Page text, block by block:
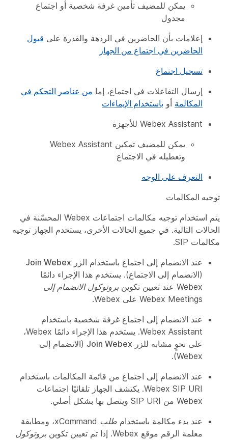
يمكن للمضيف تأمين غرفة شخصية أو اجتماع
مجدول
إعلامات بأن الحاضرين في الردهة والقدرة على قبول
الحاضرين في اجتماع من الجهاز
تسجيل اجتماع
إرسال التفاعلات في اجتماع، إما من عناصر التحكم في
المكالمة أو باستخدام الإيماءات
Webex Assistant للأجهزة
يمكن للمضيف تمكين Webex Assistant
وتعطيله في الاجتماع
التعرف على الوجه
توجيه المكالمات
يتم استخدام توجيه مكالمات اجتماعات Webex المحسّنة في
الحالات التالية. في جميع الحالات الأخرى، يستخدم الجهاز توجيه
مكالمات SIP.
عند الانضمام إلى اجتماع باستخدام الزر Join Webex
(الانضمام إلى الاجتماع). يستخدم هذا الإجراء دائمًا
Webex عند تعيين تكوين
بروتوكول الانضمام إلى
Webex Meetings على Webex
.
عند الانضمام إلى اجتماع غرفة شخصية باستخدام
Webex Assistant. يستخدم هذا الإجراء دائمًا Webex،
على نحوٍ مشابه للزر Join Webex‎ (الانضمام إلى
Webex).
عند الانضمام إلى اجتماع من قائمة المكالمات باستخدام
Webex SIP URI. يكتشف الجهاز تلقائيًا اجتماعات
Webex من SIP URI ويتصل بها بشكل أصلي.
عند بدء مكالمة باستخدام طلب xCommand
، ومطابقة
معلمة الرقم موقع Webex. إذا تم تعيين تكوين
بروتوكول